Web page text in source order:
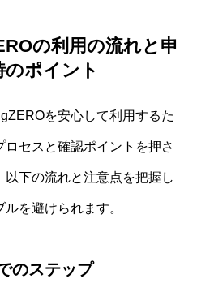
の利用の流れと申
のポイント
を安心して利用するた
セスと確認ポイントを押さ
以下の流れと注意点を把握し
を避けられます。
のステップ